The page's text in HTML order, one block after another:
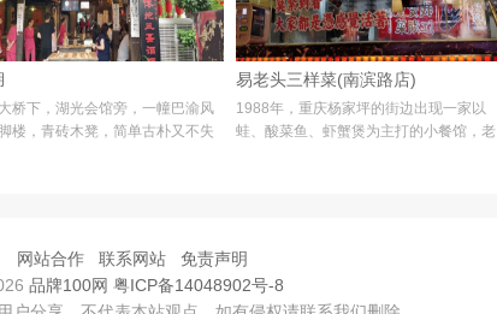
桥下，湖光会馆旁，一幢巴渝风
楼，青砖木凳，简单古朴又不失
易老头三样菜(南滨路店)
1988年，重庆杨家坪的街边出现一家以
蛙、酸菜鱼、虾蟹煲为主打的小餐馆，老
网站合作 联系网站
免责声明
品牌100网 粤ICP备14048902号-8